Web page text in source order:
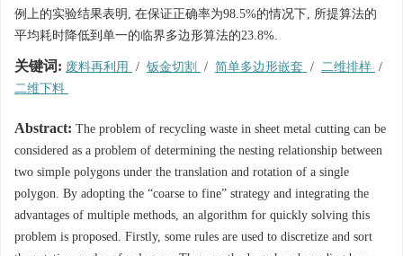
例上的实验结果表明, 在保证正确率为98.5%的情况下, 所提算法的
平均耗时降低到单一的临界多边形算法的23.8%.
关键词: 废料再利用 / 钣金切割 / 简单多边形嵌套 / 二维排样 /
二维下料
Abstract: The problem of recycling waste in sheet metal cutting can be
considered as a problem of determining the nesting relationship between
two simple polygons under the translation and rotation of a single
polygon. By adopting the “coarse to fine” strategy and integrating the
advantages of multiple methods, an algorithm for quickly solving this
problem is proposed. Firstly, some rules are used to discretize and sort